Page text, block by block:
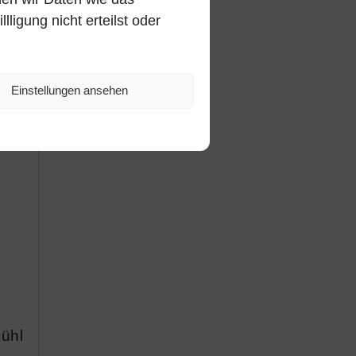
nicht erteilst oder
Einstellungen ansehen